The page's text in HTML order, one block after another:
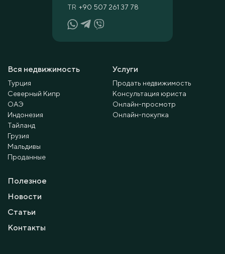
Вся недвижимость
Турция
Северный Кипр
ОАЭ
Индонезия
Тайланд
Грузия
Мальдивы
Проданные
Услуги
Продать недвижимость
Консультация юриста
Онлайн-просмотр
Онлайн-покупка
Полезное
Новости
Статьи
Контакты
TR +90 507 261 37 78